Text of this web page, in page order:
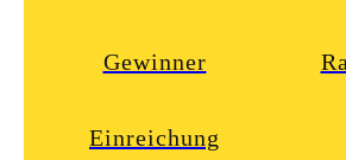
Gewinner
Einreichung